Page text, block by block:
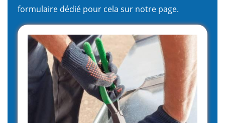
formulaire dédié pour cela sur notre page.